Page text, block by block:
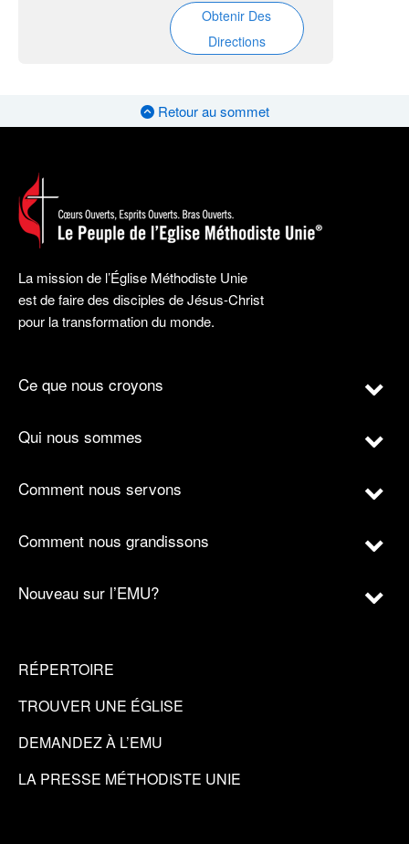
Obtenir Des
Directions
Retour au sommet
La mission de l’Église Méthodiste Unie
est de faire des disciples de Jésus-Christ
pour la transformation du monde.
Ce que nous croyons
Qui nous sommes
Comment nous servons
Comment nous grandissons
Nouveau sur l’EMU?
RÉPERTOIRE
TROUVER UNE ÉGLISE
DEMANDEZ À L’EMU
LA PRESSE MÉTHODISTE UNIE